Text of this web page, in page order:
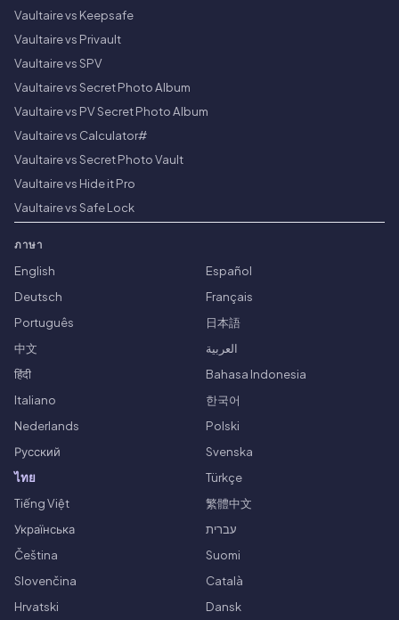
Vaultaire vs Keepsafe
Vaultaire vs Privault
Vaultaire vs SPV
Vaultaire vs Secret Photo Album
Vaultaire vs PV Secret Photo Album
Vaultaire vs Calculator#
Vaultaire vs Secret Photo Vault
Vaultaire vs Hide it Pro
Vaultaire vs Safe Lock
ภาษา
English
Español
Deutsch
Français
Português
日本語
中文
العربية
हिंदी
Bahasa Indonesia
Italiano
한국어
Nederlands
Polski
Русский
Svenska
ไทย
Türkçe
Tiếng Việt
繁體中文
Українська
עברית
Čeština
Suomi
Slovenčina
Català
Hrvatski
Dansk